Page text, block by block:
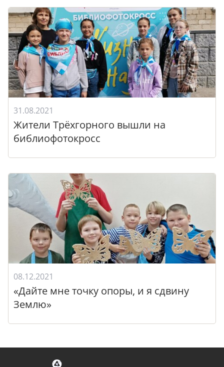
31.08.2021
Жители Трёхгорного вышли на
библиофотокросс
08.12.2021
«Дайте мне точку опоры, и я сдвину
Землю»